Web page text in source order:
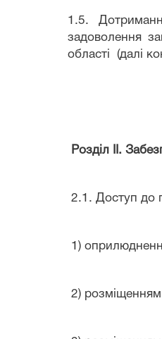
1.5.
задоволення
області (далі
Розділ ІІ.
2.1. Доступ до
1)
2) розміщенням